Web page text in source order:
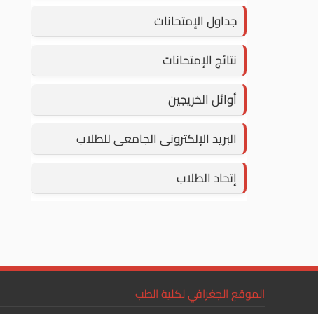
جداول الإمتحانات
نتائج الإمتحانات
أوائل الخريجين
البريد الإلكترونى الجامعى للطلاب
إتحاد الطلاب
الموقع الجغرافي لكلية الطب